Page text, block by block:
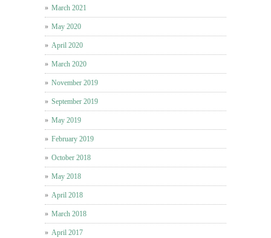
March 2021
May 2020
April 2020
March 2020
November 2019
September 2019
May 2019
February 2019
October 2018
May 2018
April 2018
March 2018
April 2017